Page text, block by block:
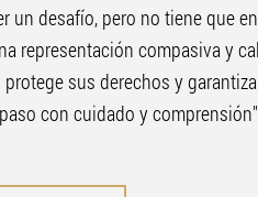
un desafío, pero no tiene que
representación compasiva y
protege sus derechos y
con cuidado y